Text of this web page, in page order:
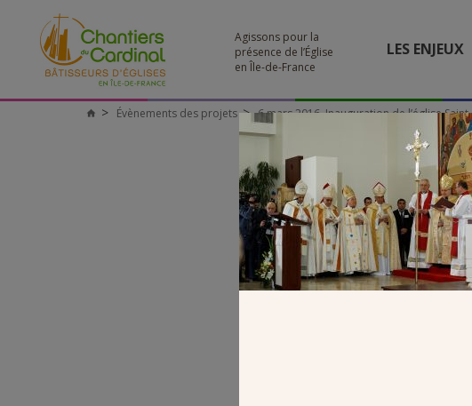
Agissons pour la
présence de l’Église
en Île-de-France
LES ENJEUX
Chantiers
Évènements des projets 6 mars 2016, Inauguration de l’église
DEDICACE